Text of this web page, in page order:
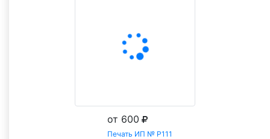
от 600
Печать ИП № Р111